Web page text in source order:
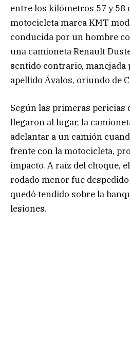
entre los kilómetros 57 y 58
motocicleta marca KMT
conducida por un hombre
una camioneta Renault
sentido contrario, manejada
apellido Ávalos, oriundo de
Según las primeras pericias
llegaron al lugar, la
adelantar a un camión
frente con la motocicleta,
impacto. A raíz del choque,
rodado menor fue
quedó tendido sobre la
lesiones.